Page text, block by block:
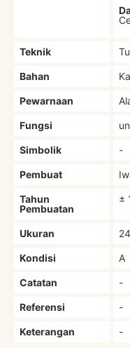
Teknik
Bahan
Pewarnaan
Fungsi
Simbolik -
Pembuat
Tahun
Pembuatan
±
Ukuran
Kondisi A
Catatan -
Referensi -
Keterangan -